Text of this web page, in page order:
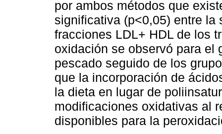
por ambos métodos que
significativa (p<0,05) entre
fracciones LDL+ HDL de los
oxidación se observó para el
pescado seguido de los
que la incorporación de
la dieta en lugar de
modificaciones oxidativas al
disponibles para la